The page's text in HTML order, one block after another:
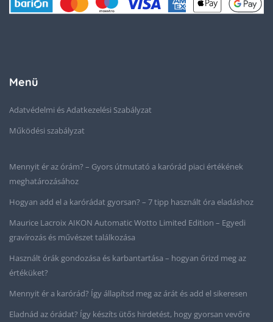
Menü
Adatvédelmi és Adatkezelési Szabályzat
Működési szabályzat
Mennyit ér az órám? – Gyors útmutató a karórád piaci értékének
meghatározásához
Hogyan add el a karórádat gyorsan? – 7 tipp használt óra eladáshoz
Maurice Lacroix AIKON Automatic Wotto Limited Edition – Egyedi
gravírozás és művészet találkozása
Használt órák gondozása és karbantartása – hogyan őrizd meg az
értéküket?
Mennyit ér a karórád? Így állapítsd meg az árát és add el sikeresen
Eladnád az órádat? Így készíts ütős hirdetést, hogy gyorsan vevőre